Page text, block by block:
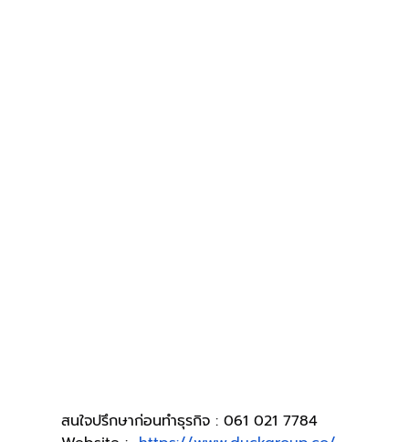
สนใจปรึกษาก่อนทำธุรกิจ : 061 021 7784